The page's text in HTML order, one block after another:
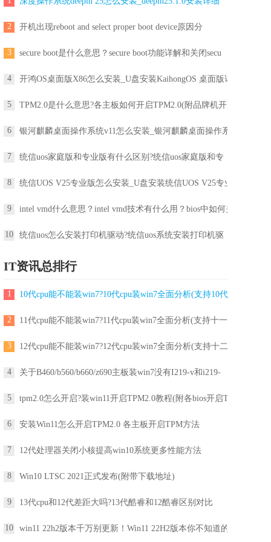
2 开机出现reboot and select proper boot device原因分
3 secure boot是什么意思？secure boot功能详解和关闭secu
4 开鸿OS桌面版X86怎么安装_U盘安装KaihongOS 桌面版详
5 TPM2.0是什么意思?各主板如何开启TPM2.0(附品牌机开启
6 银河麒麟桌面操作系统v11怎么安装_银河麒麟桌面操作系
7 统信uos家庭版和专业版有什么区别?统信uos家庭版和专
8 统信UOS V25专业版怎么安装_U盘安装统信UOS V25专业版
9 intel vmd什么意思？intel vmd技术有什么用？bios中如何关
10 统信uos怎么安装打印机驱动?统信uos系统安装打印机驱
IT资讯总排行
1 10代cpu能不能装win7?10代cpu装win7全面分析(支持10代
2 11代cpu能不能装win7?11代cpu装win7全面分析(支持十一
3 12代cpu能不能装win7?12代cpu装win7全面分析(支持十二
4 关于B460/b560/b660/z690主板装win7没有I219-v和i219-
5 tpm2.0怎么开启?装win11开启TPM2.0教程(附各bios开启T
6 安装Win11怎么开启TPM2.0 各主板开启TPM方法
7 12代处理器关闭小核提高win10系统更多性能方法
8 Win10 LTSC 2021正式发布(附带下载地址)
9 13代cpu和12代差距大吗?13代酷睿和12酷睿区别对比
10 win11 22h2版本千万别更新！Win11 22H2版本你不知道的一